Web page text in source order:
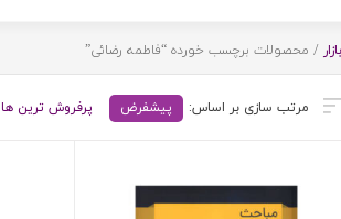
/ محصولات برچسب خورده “فاطمه رضائی”
پیشفرض پرفروش ترین ها